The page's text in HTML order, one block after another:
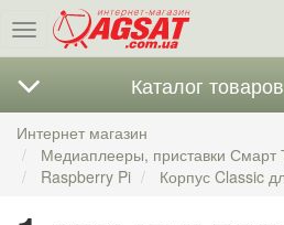
Меню
Каталог товаров
Интернет магазин
Медиаплееры, приставки Смарт
Raspberry Pi
Корпус Classic